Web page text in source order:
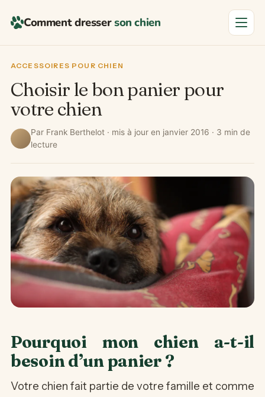
Comment dresserson chien Menu
ACCESSOIRES POUR CHIEN
Choisir le bon panier pour
votre chien
Par Frank Berthelot · mis à jour en janvier 2016 · 3 min de
lecture
Pourquoi mon chien a-t-il
besoin d’un panier ?
Votre chien fait partie de votre famille et comme